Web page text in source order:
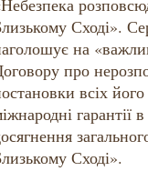
Сході».
на
про
всіх
гарантії
Сході».